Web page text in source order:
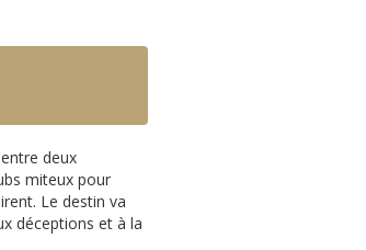
deux
miteux pour
Le destin va
déceptions et à la